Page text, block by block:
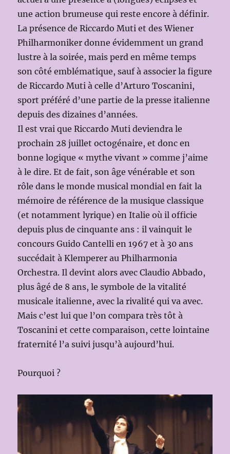
une action brumeuse qui reste encore à définir.
La présence de Riccardo Muti et des Wiener
Philharmoniker donne évidemment un grand
lustre à la soirée, mais perd en même temps
son côté emblématique, sauf à associer la figure
de Riccardo Muti à celle d’Arturo Toscanini,
sport préféré d’une partie de la presse italienne
depuis des dizaines d’années.
Il est vrai que Riccardo Muti deviendra le
prochain 28 juillet octogénaire, et donc en
bonne logique « mythe vivant » comme j’aime
à le dire. Et de fait, son âge vénérable et son
rôle dans le monde musical mondial en fait la
mémoire de référence de la musique classique
(et notamment lyrique) en Italie où il officie
depuis plus de cinquante ans : il vainquit le
concours Guido Cantelli en 1967 et à 30 ans
succédait à Klemperer au Philharmonia
Orchestra. Il devint alors avec Claudio Abbado,
plus âgé de 8 ans, le symbole de la vitalité
musicale italienne, avec la rivalité qui va avec.
Mais c’est lui que l’on compara très tôt à
Toscanini et cette comparaison, cette lointaine
fraternité l’a suivi jusqu’à aujourd’hui.
Pourquoi ?